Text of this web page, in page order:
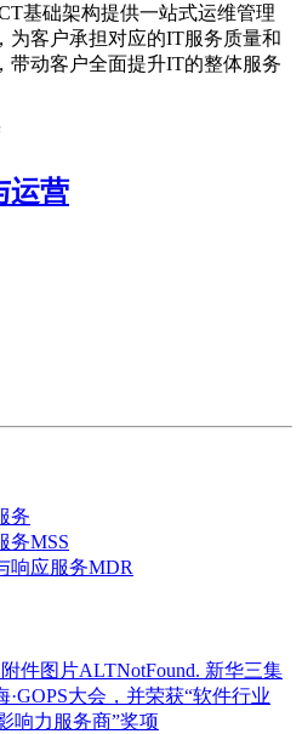
基础架构提供一站式运维管理
为客户承担对应的IT服务质量和
带动客户全面提升IT的整体服务
运营
务
务MSS
响应服务MDR
新华三集
·GOPS大会，并荣获“软件行业
响力服务商”奖项